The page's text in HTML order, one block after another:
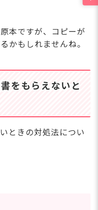
本ですが、コピーが
かもしれませんね。
をもらえないと
ときの対処法につい